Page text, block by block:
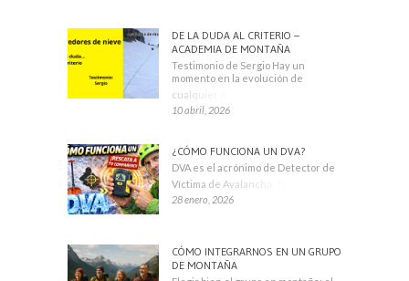
DE LA DUDA AL CRITERIO –
ACADEMIA DE MONTAÑA
Testimonio de Sergio Hay un
momento en la evolución de
cualquier montañero
10 abril, 2026
¿CÓMO FUNCIONA UN DVA?
DVA es el acrónimo de Detector de
Víctima de Avalancha. También se
28 enero, 2026
CÓMO INTEGRARNOS EN UN GRUPO
DE MONTAÑA